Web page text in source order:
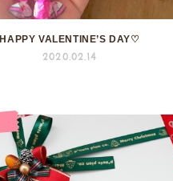
HAPPY VALENTINE’S DAY♡
2020.02.14